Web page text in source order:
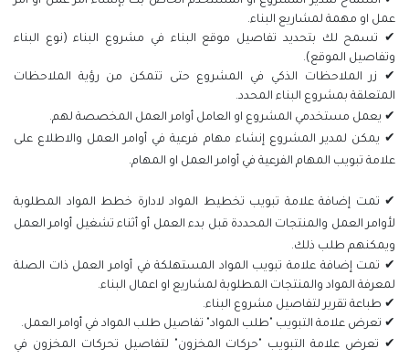
عمل او مهمة لمشاريع البناء.
✔ تسمح لك بتحديد تفاصيل موقع البناء في مشروع البناء (نوع البناء
وتفاصيل الموقع).
✔ زر الملاحظات الذكي في المشروع حتى تتمكن من رؤية الملاحظات
المتعلقة بمشروع البناء المحدد.
✔ يعمل مستخدمي المشروع او العامل أوامر العمل المخصصة لهم.
✔ يمكن لمدير المشروع إنشاء مهام فرعية في أوامر العمل والاطلاع على
علامة تبويب المهام الفرعية في أوامر العمل او المهام.
✔ تمت إضافة علامة تبويب تخطيط المواد لادارة خطط المواد المطلوبة
لأوامر العمل والمنتجات المحددة قبل بدء العمل أو أثناء تشغيل أوامر العمل
ويمكنهم طلب ذلك.
✔ تمت إضافة علامة تبويب المواد المستهلكة في أوامر العمل ذات الصلة
لمعرفة المواد والمنتجات المطلوبة لمشاريع او اعمال البناء.
✔ طباعة تقرير لتفاصيل مشروع البناء.
✔ تعرض علامة التبويب "طلب المواد" تفاصيل طلب المواد في أوامر العمل.
✔ تعرض علامة التبويب "حركات المخزون" لتفاصيل تحركات المخزون في